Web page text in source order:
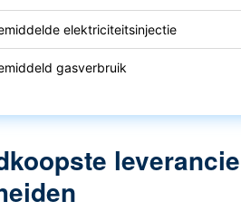
elektriciteitsinjectie
gasverbruik